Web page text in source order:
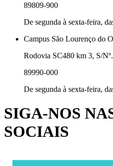
89809-900
De segunda à sexta-feira,
Campus São Lourenço do
Rodovia SC480 km 3, S/Nº.
89990-000
De segunda à sexta-feira,
SIGA-NOS
SOCIAIS